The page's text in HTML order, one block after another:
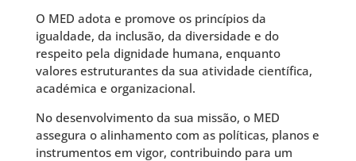
O MED adota e promove os princípios da
igualdade, da inclusão, da diversidade e do
respeito pela dignidade humana, enquanto
valores estruturantes da sua atividade científica,
académica e organizacional.
No desenvolvimento da sua missão, o MED
assegura o alinhamento com as políticas, planos e
instrumentos em vigor, contribuindo para um